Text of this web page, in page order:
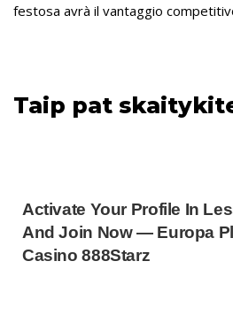
festosa avrà il vantaggio
Taip pat
Activate Your Profile In
And Join Now — Europa
Casino 888Starz